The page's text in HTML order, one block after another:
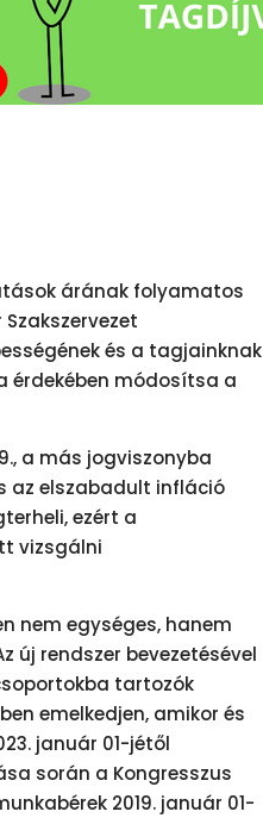
árának folyamatos
és a tagjainknak
módosítsa a
a más jogviszonyba
az elszabadult infláció
ezért a
vizsgálni
nem egységes, hanem
új rendszer bevezetésével
tartozók
emelkedjen, amikor és
január 01-jétől
során a Kongresszus
2019. január 01-